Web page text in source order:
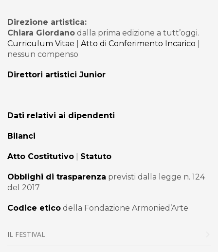
Direzione artistica:
Chiara Giordano dalla prima edizione a tutt’oggi.
Curriculum Vitae
Atto di Conferimento Incarico
nessun compenso
Direttori artistici Junior
Dati relativi ai dipendenti
Bilanci
Atto Costitutivo Statuto
Obblighi di trasparenza previsti dalla legge n. 124
del 2017
Codice etico della Fondazione Armonied’Arte
IL FESTIVAL